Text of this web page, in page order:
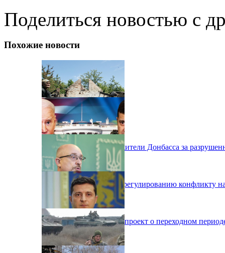
Поделиться новостью с
Похожие новости
Какие суммы получат жители Донбасса за
США подключается к урегулированию конфликту
Рада рассмотрим законопроект о переходном